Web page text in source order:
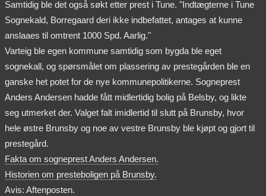
Samtidig ble det også søkt etter prest i Tune. "Indtægterne i Tune
Sognekald, Borregaard deri ikke indbefattet, antages at kunne
anslaaes til omtrent 1000 Spd. Aarlig."
Varteig ble egen kommune samtidig som bygda ble eget
sognekall, og spørsmålet om plassering av prestegården ble en
ganske het potet for de nye kommunepolitikerne. Sogneprest
Anders Andersen hadde fått midlertidig bolig på Belsby, og likte
seg utmerket der. Valget falt imidlertid til slutt på Brunsby, hvor
hele østre Brunsby og noe av vestre Brunsby ble kjøpt og gjort til
prestegård.
Fakta om sogneprest Anders Andersen.
Historien om presteboligen på Brunsby.
Avis: Aftenposten.